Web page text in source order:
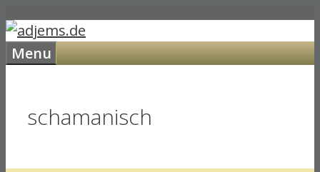
Skip
to
content
Menu
schamanisch